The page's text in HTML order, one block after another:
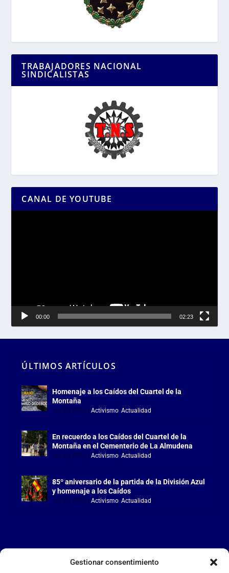
Gestionar consentimiento
TRABAJADORES NACIONAL
SINDICALISTAS
CANAL DE YOUTUBE
00:00 02:23
ÚLTIMOS ARTÍCULOS
Homenaje a los Caídos del Cuartel de la
Montaña
Jul 18, 2026 |Activismo,Actualidad
En recuerdo a los Caídos del Cuartel de la
Montaña en el Cementerio de La Almudena
Jul 18, 2026 |Activismo,Actualidad
85º aniversario de la partida de la División Azul
y homenaje a los Caídos
Jul 15, 2026 |Activismo,Actualidad
LA FALANGE